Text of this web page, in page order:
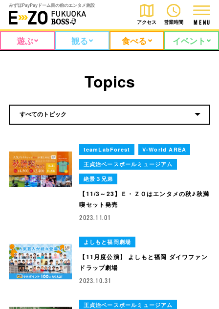
みずほPayPayドーム目の前のエンタメ施設
アクセス 営業時間 M E N U
遊ぶ 観る 食べる イベント
Topics
teamLabForest
V-World AREA
王貞治ベースボールミュージアム
絶景３兄弟
【11/3～23】Ｅ・ＺＯはエンタメの秋♪秋満
喫セット発売
2023.11.01
よしもと福岡劇場
【11月度公演】 よしもと福岡 ダイワファン
ドラップ劇場
2023.10.31
王貞治ベースボールミュージアム